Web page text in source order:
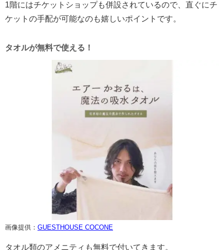
1階にはチケットショップも併設されているので、直ぐにチ
ケットの手配が可能なのも嬉しいポイントです。
タオルが無料で使える！
画像提供： GUESTHOUSE COCONE
タオル類のアメニティも無料で付いてきます。